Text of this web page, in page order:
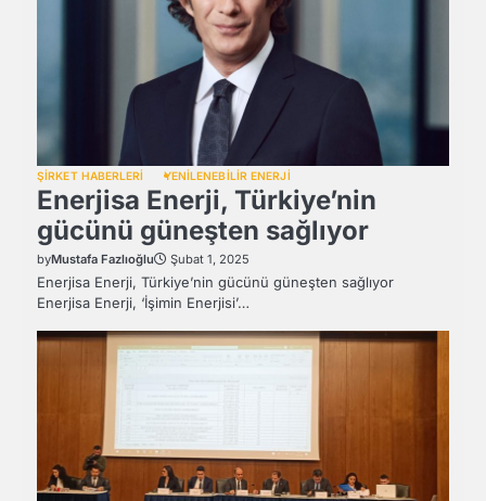
ŞİRKET HABERLERİ YENİLENEBİLİR ENERJİ
Enerjisa Enerji, Türkiye’nin
gücünü güneşten sağlıyor
byMustafa Fazlıoğlu Şubat 1, 2025
Enerjisa Enerji, Türkiye’nin gücünü güneşten sağlıyor
Enerjisa Enerji, ‘İşimin Enerjisi’…